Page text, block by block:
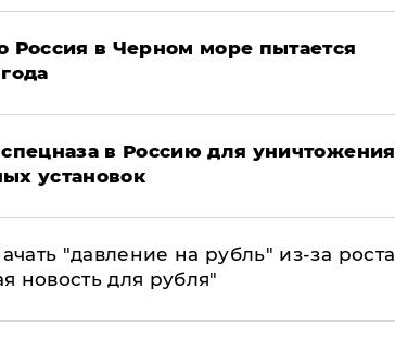
Россия в Черном море пытается
в Россию для уничтожения
установок
"давление на рубль" из-за роста
новость для рубля"